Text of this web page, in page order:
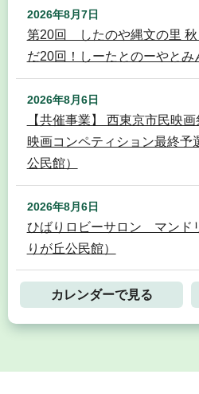
2026年8月7日
第20回 したのや縄文の里 秋
だ20回！しーたとのーやとみ
2026年8月6日
【共催事業】 西東京市民映
映画コンペティション最終予
公民館）
2026年8月6日
ひばりロビーサロン マンド
りが丘公民館）
カレンダーで見る